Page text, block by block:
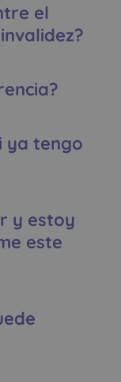
el
ya tengo
y estoy
este